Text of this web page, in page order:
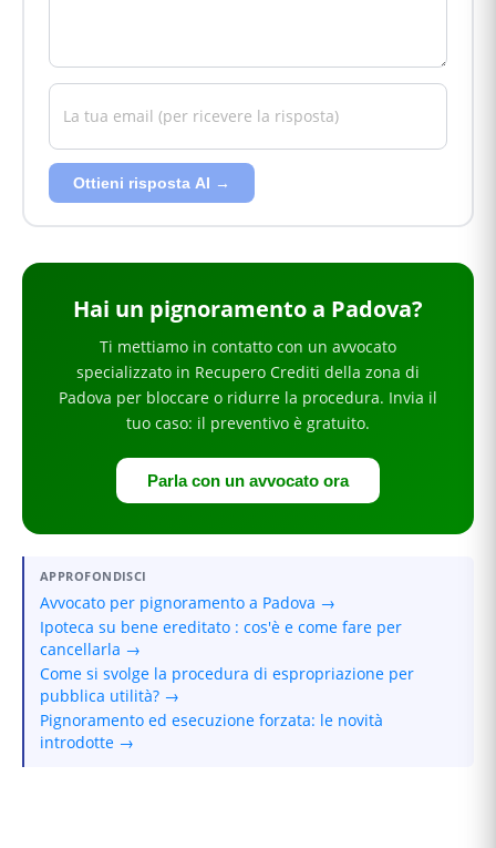
Ottieni risposta AI →
Hai un pignoramentoa Padova?
Ti mettiamo in contatto con un avvocato
specializzato in Recupero Crediti della zona di
Padova per bloccare o ridurre la procedura. Invia il
tuo caso: il preventivo è gratuito.
Parla con un avvocato ora
APPROFONDISCI
Avvocato per pignoramento a Padova →
Ipoteca su bene ereditato : cos'è e come fare per
cancellarla →
Come si svolge la procedura di espropriazione per
pubblica utilità? →
Pignoramento ed esecuzione forzata: le novità
introdotte →